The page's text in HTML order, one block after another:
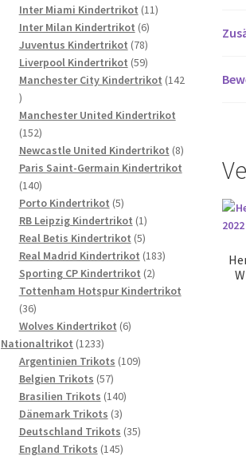
Produkte
Inter Miami Kindertrikot 1111
Inter Milan Kindertrikot 66
Produkte
Juventus Kindertrikot 7878
Produkte
Liverpool Kindertrikot 5959
Produkte
Manchester City Kindertrikot 142
142
Produkte
Manchester United Kindertrikot
152152
Produkte
Newcastle United Kindertrikot 88
Produkte
Paris Saint-Germain Kindertrikot
140140
Produkte
Porto Kindertrikot 55
Produkte
RB Leipzig Kindertrikot 11
Produkt
Real Betis Kindertrikot 55
Produkte
Real Madrid Kindertrikot 183183
Sporting CP Kindertrikot 22
Produkte
Tottenham Hotspur Kindertrikot
3636
Produkte
Wolves Kindertrikot 66
Nationaltrikot 12331233
Produkte
Argentinien Trikots 109109
Belgien Trikots 5757
Produkte
Brasilien Trikots 140140
Dänemark Trikots 33
Produkte
Deutschland Trikots 3535
England Trikots 145145